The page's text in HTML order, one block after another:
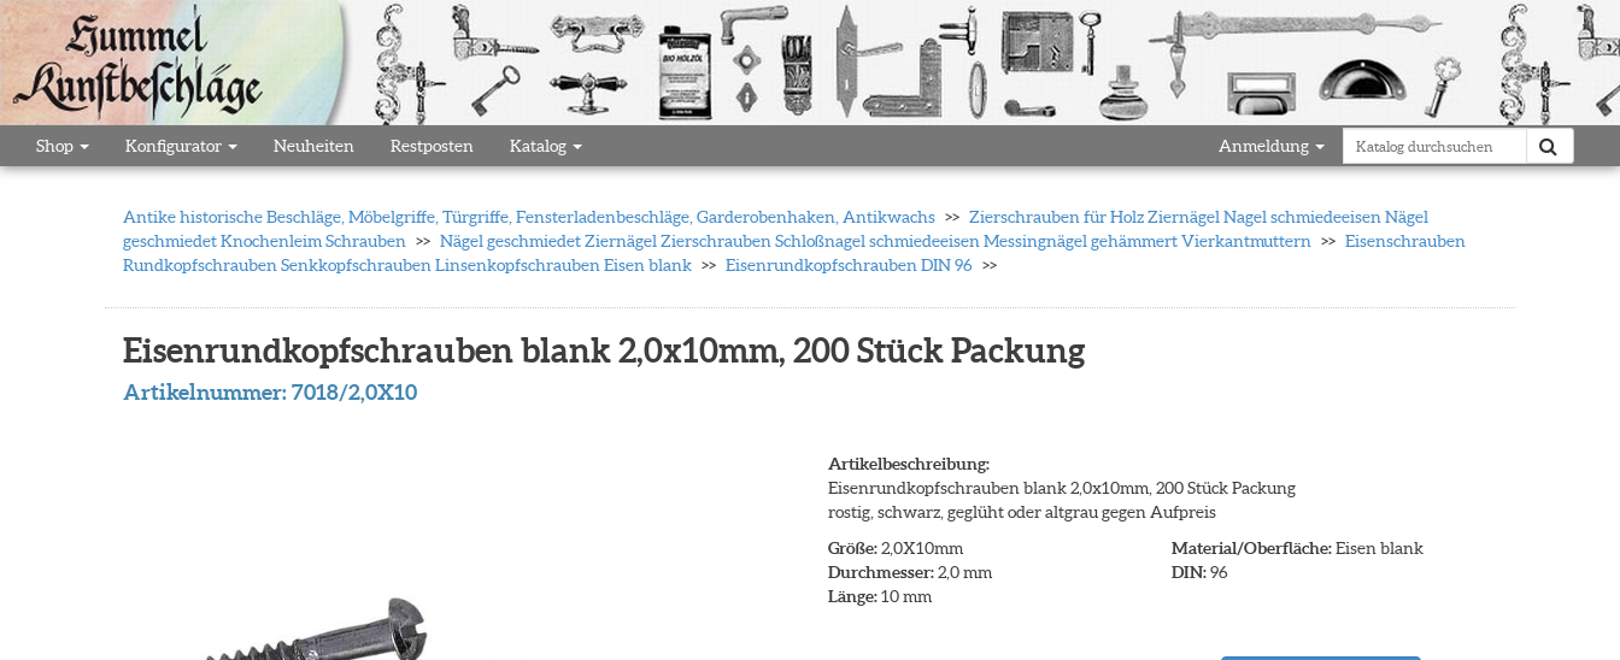
Shop Konfigurator Neuheiten Restposten Katalog Anmeldung
Antike historische Beschläge, Möbelgriffe, Türgriffe, Fensterladenbeschläge, Garderobenhaken, Antikwachs
Zierschrauben für Holz Ziernägel Nagel schmiedeeisen Nägel
geschmiedet Knochenleim Schrauben
Nägel geschmiedet Ziernägel Zierschrauben Schloßnagel schmiedeeisen Messingnägel gehämmert Vierkantmuttern
Eisenschrauben
Rundkopfschrauben Senkkopfschrauben Linsenkopfschrauben Eisen blank
Eisenrundkopfschrauben DIN 96
Eisenrundkopfschrauben blank 2,0x10mm, 200 Stück Packung
Artikelnummer:7018/2,0X10
Artikelbeschreibung:
Eisenrundkopfschrauben blank 2,0x10mm, 200 Stück Packung
rostig, schwarz, geglüht oder altgrau gegen Aufpreis
Größe:2,0X10mm
Durchmesser:2,0 mm
Länge:10 mm
Material/Oberfläche:Eisen blank
DIN:96